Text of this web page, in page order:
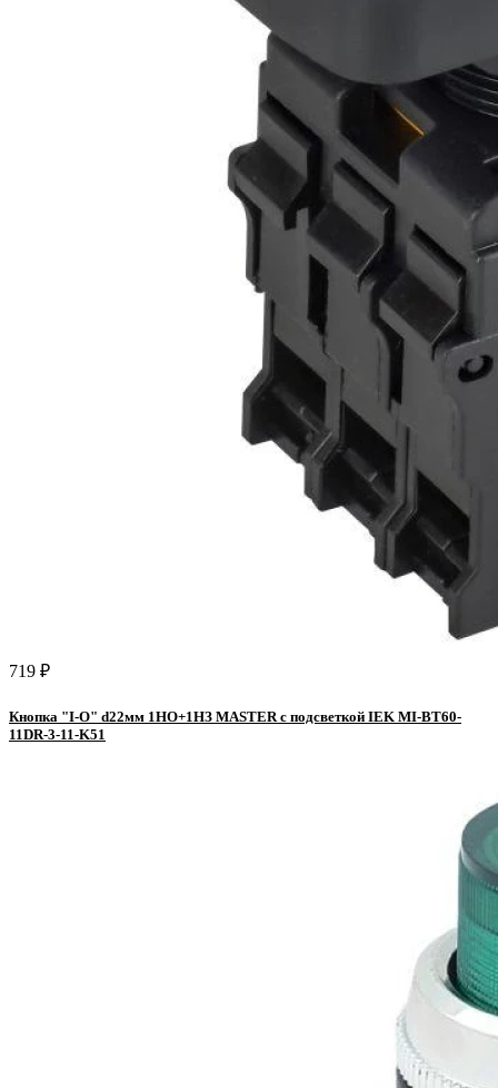
719 ₽
Кнопка "I-O" d22мм 1НО+1НЗ MASTER с подсветкой IEK MI-BT60-
11DR-3-11-K51